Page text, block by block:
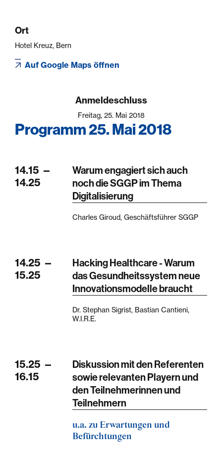
Ort
Hotel Kreuz, Bern
Auf Google Maps öffnen
Anmeldeschluss
Freitag, 25. Mai 2018
Programm 25. Mai 2018
14.15 —
14.25
Warum engagiert sich auch
noch die SGGP im Thema
Digitalisierung
Charles Giroud, Geschäftsführer SGGP
14.25 —
15.25
Hacking Healthcare - Warum
das Gesundheitssystem neue
Innovationsmodelle braucht
Dr. Stephan Sigrist, Bastian Cantieni,
W.I.R.E.
15.25 —
16.15
Diskussion mit den Referenten
sowie relevanten Playern und
den Teilnehmerinnen und
Teilnehmern
u.a. zu Erwartungen und
Befürchtungen